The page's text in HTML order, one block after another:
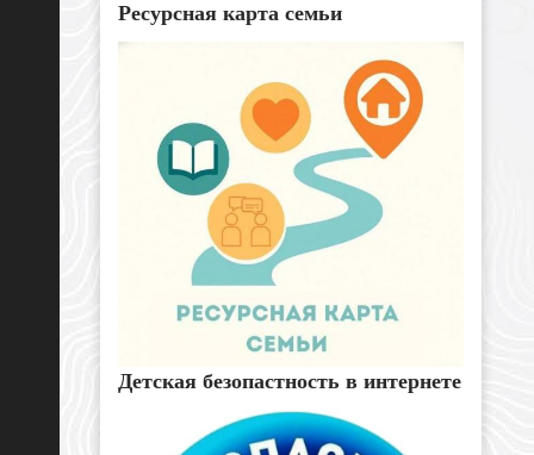
Ресурсная карта семьи
Детская безопастность в интернете